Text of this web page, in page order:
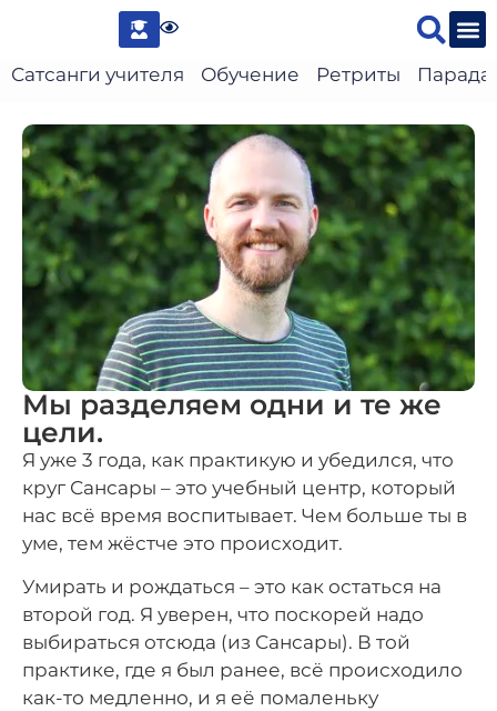
Сатсанги учителя Обучение Ретриты
Мы разделяем одни и те же
цели.
Я уже 3 года, как практикую и убедился, что
круг Сансары – это учебный центр, который
нас всё время воспитывает. Чем больше ты в
уме, тем жёстче это происходит.
Умирать и рождаться – это как остаться на
второй год. Я уверен, что поскорей надо
выбираться отсюда (из Сансары). В той
практике, где я был ранее, всё происходило
как-то медленно, и я её помаленьку